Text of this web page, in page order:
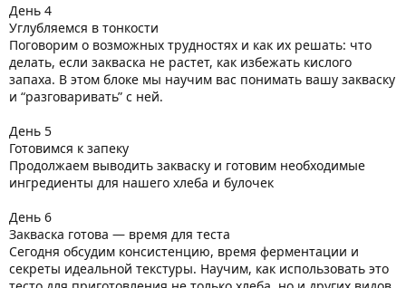
День 4
Углубляемся в тонкости
Поговорим о возможных трудностях и как их решать: что
делать, если закваска не растет, как избежать кислого
запаха. В этом блоке мы научим вас понимать вашу закваску
и “разговаривать” с ней.
День 5
Готовимся к запеку
Продолжаем выводить закваску и готовим необходимые
ингредиенты для нашего хлеба и булочек
День 6
Закваска готова — время для теста
Сегодня обсудим консистенцию, время ферментации и
секреты идеальной текстуры. Научим, как использовать это